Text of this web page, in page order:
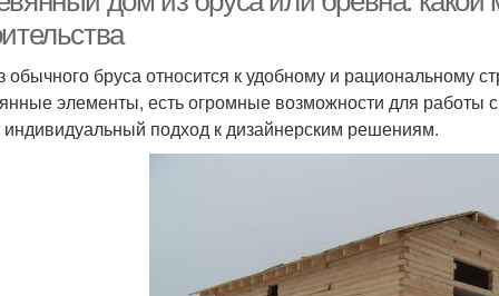
обычного бруса относится к удобному и рациональному
элементы, есть огромные возможности для работы с
подход к дизайнерским решениям.